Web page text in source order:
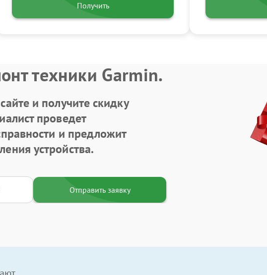
Получить
техники Garmin.
и получите скидку
проведет
и предложит
устройства.
Отправить заявку